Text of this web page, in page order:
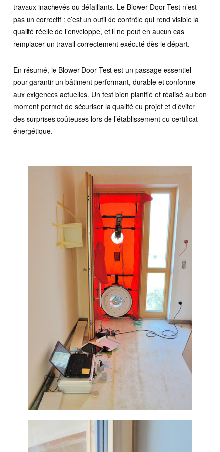
travaux inachevés ou défaillants. Le Blower Door Test n’est
pas un correctif : c’est un outil de contrôle qui rend visible la
qualité réelle de l’enveloppe, et il ne peut en aucun cas
remplacer un travail correctement exécuté dès le départ.
En résumé, le Blower Door Test est un passage essentiel
pour garantir un bâtiment performant, durable et conforme
aux exigences actuelles. Un test bien planifié et réalisé au bon
moment permet de sécuriser la qualité du projet et d’éviter
des surprises coûteuses lors de l’établissement du certificat
énergétique.